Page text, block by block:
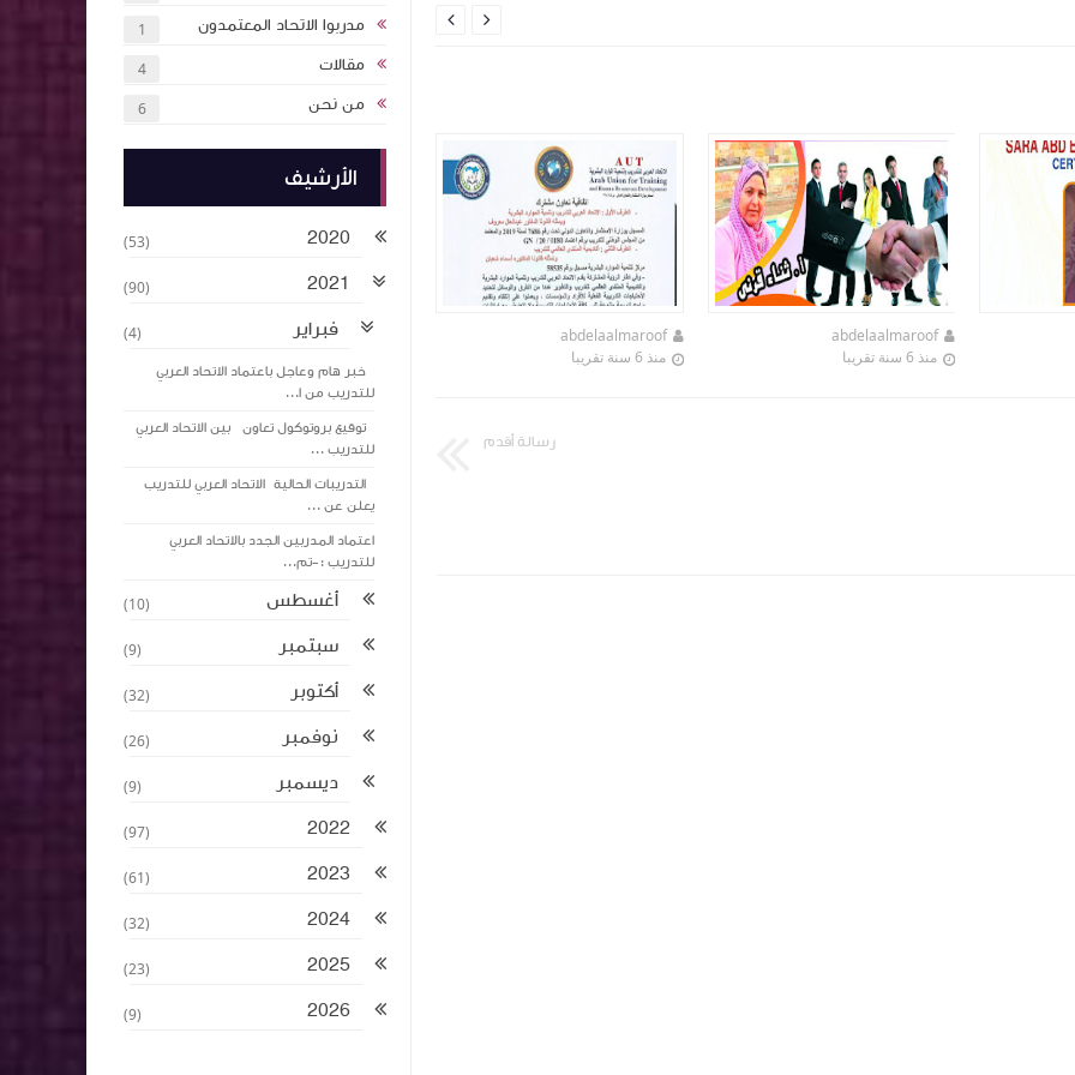
abdelaalmaroof
منذ 6 سنة تقريبا
abdelaalmaroof
منذ 6 سنة تقريبا
abdelaalmaroof
Unknown


رسالة أقدم
مدربوا الاتحاد المعتمدون 1
مقالات 4
من نحن 6
الأرشيف
2020
(53)
2021
(90)
فبراير
(4)
خبر هام وعاجل باعتماد الاتحاد العربي
للتدريب من ا...
توقيع بروتوكول تعاون بين الاتحاد العربي
للتدريب ...
التدريبات الحالية الاتحاد العربي للتدريب
يعلن عن ...
اعتماد المدربين الجدد بالاتحاد العربي
للتدريب :-تم...
أغسطس (10)
سبتمبر (9)
أكتوبر (32)
نوفمبر (26)
ديسمبر (9)
2022
(97)
2023
(61)
2024
(32)
2025
(23)
2026
(9)